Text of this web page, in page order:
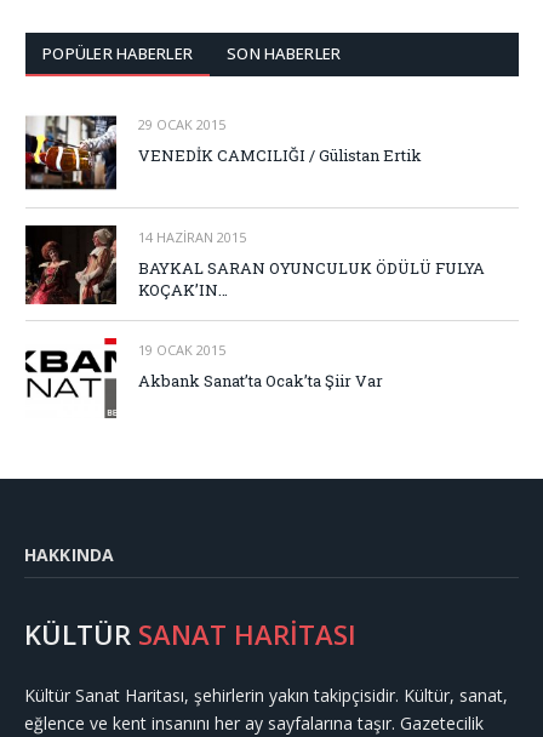
POPÜLER HABERLER SON HABERLER
29 OCAK 2015
VENEDİK CAMCILIĞI / Gülistan Ertik
14 HAZIRAN 2015
BAYKAL SARAN OYUNCULUK ÖDÜLÜ FULYA
KOÇAK’IN…
19 OCAK 2015
Akbank Sanat’ta Ocak’ta Şiir Var
HAKKINDA
KÜLTÜR SANAT HARİTASI
Kültür Sanat Haritası, şehirlerin yakın takipçisidir. Kültür, sanat,
eğlence ve kent insanını her ay sayfalarına taşır. Gazetecilik